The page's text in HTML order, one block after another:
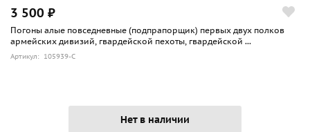
3 500 ₽
Погоны алые повседневные (подпрапорщик) первых двух полков
армейских дивизий, гвардейской пехоты, гвардейской ...
Артикул: 105939-С
Нет в наличии